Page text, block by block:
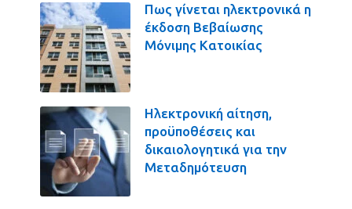
Πως γίνεται ηλεκτρονικά η
έκδοση Βεβαίωσης
Μόνιμης Κατοικίας
Ηλεκτρονική αίτηση,
προϋποθέσεις και
δικαιολογητικά για την
Μεταδημότευση